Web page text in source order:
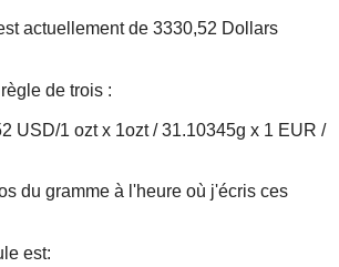
actuellement de 3330,52 Dollars
de trois :
USD/1 ozt x 1ozt / 31.10345g x 1 EUR /
du gramme à l'heure où j'écris ces
est: